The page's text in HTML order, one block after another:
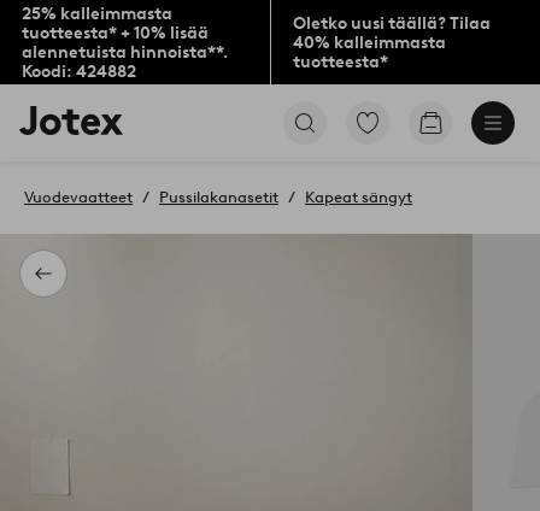
25% kalleimmasta
tuotteesta* + 10% lisää
alennetuista hinnoista**.
Koodi: 424882
Oletko uusi täällä? Tilaa
40% kalleimmasta
tuotteesta*
Jotex-
logo
aloitussivulle
Siirry
Siirry
Takaisin
Vuodevaatteet Pussilakanasetit Kapeat sängyt